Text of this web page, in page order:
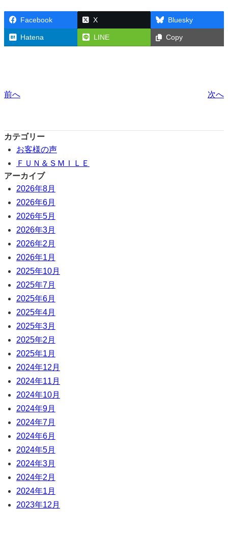
Facebook X Bluesky
Hatena LINE Copy
前へ 次へ
カテゴリー
お客様の声
ＦＵＮ＆ＳＭＩＬＥ
アーカイブ
2026年8月
2026年6月
2026年5月
2026年3月
2026年2月
2026年1月
2025年10月
2025年7月
2025年6月
2025年4月
2025年3月
2025年2月
2025年1月
2024年12月
2024年11月
2024年10月
2024年9月
2024年7月
2024年6月
2024年5月
2024年3月
2024年2月
2024年1月
2023年12月